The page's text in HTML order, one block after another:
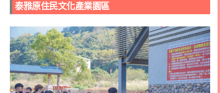
泰雅原住民文化產業園區